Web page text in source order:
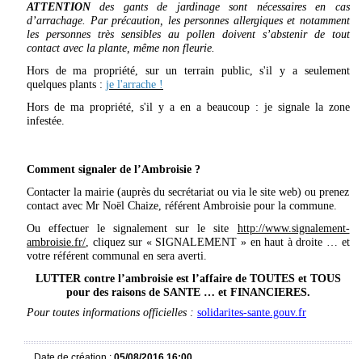
ATTENTIONdes gants de jardinage sont nécessaires en cas
d’arrachage. Par précaution, les personnes allergiques et notamment
les personnes très sensibles au pollen doivent s’abstenir de tout
contact avec la plante, même non fleurie.
Hors de ma propriété, sur un terrain public, s'il y a seulement
quelques plants : je l'arrache !
Hors de ma propriété, s'il y a en a beaucoup : je signale la zone
infestée.
Comment signaler de l’Ambroisie ?
Contacter la mairie (auprès du secrétariat ou via le site web) ou prenez
contact avec Mr Noël Chaize, référent Ambroisie pour la commune.
Ou effectuer le signalement sur le site http://www.signalement-
ambroisie.fr/, cliquez sur « SIGNALEMENT » en haut à droite … et
votre référent communal en sera averti.
LUTTER contre l’ambroisie est l’affaire de TOUTES et TOUS
pour des raisons de SANTE … et FINANCIERES.
Pour toutes informations officielles : solidarites-sante.gouv.fr